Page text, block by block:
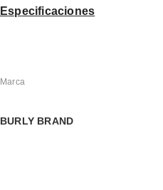
Especificaciones
Marca
BURLY BRAND